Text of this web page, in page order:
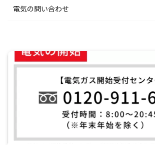
関西電力エリア
四国電力エリア
九州電力エリア
中部電力エリア
中国電力エリア
四国電力エリア
九州電力エリア
北陸電力エリア
関西電力エリア
中国電力エリア
四国電力エリア
九州電力エリア
東京電力エリア
中部電力エリア
関西電力エリア
中国電力エリア
四国電力エリア
東北電力エリア
北陸電力エリア
中部電力エリア
関西電力エリア
中国電力エリア
北海道電力エリア
東京電力エリア
北陸電力エリア
中部電力エリア
関西電力エリア
電気の問い合わせ
東北電力エリア
東京電力エリア
北陸電力エリア
中部電力エリア